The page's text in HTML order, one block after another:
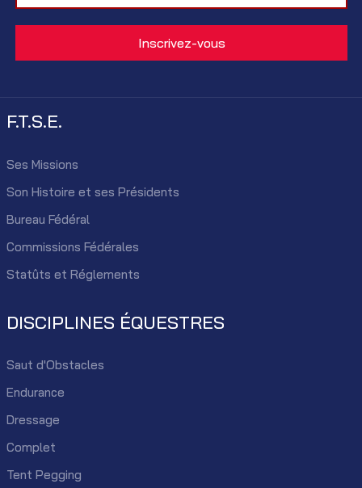
F.T.S.E.
Ses Missions
Son Histoire et ses Présidents
Bureau Fédéral
Commissions Fédérales
Statûts et Réglements
DISCIPLINES ÉQUESTRES
Saut d'Obstacles
Endurance
Dressage
Complet
Tent Pegging